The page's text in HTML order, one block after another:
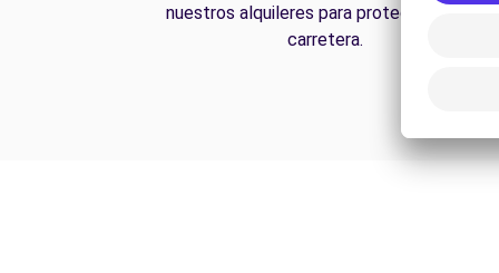
nuestros alquileres para protegerte en la
carretera.